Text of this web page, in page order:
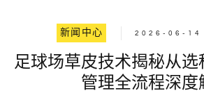
新闻中心 2026-06-14
足球场草皮技术揭秘从选
管理全流程深度